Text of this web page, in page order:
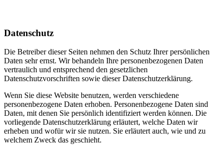
Datenschutz
Die Betreiber dieser Seiten nehmen den Schutz Ihrer persönlichen
Daten sehr ernst. Wir behandeln Ihre personenbezogenen Daten
vertraulich und entsprechend den gesetzlichen
Datenschutzvorschriften sowie dieser Datenschutzerklärung.
Wenn Sie diese Website benutzen, werden verschiedene
personenbezogene Daten erhoben. Personenbezogene Daten sind
Daten, mit denen Sie persönlich identifiziert werden können. Die
vorliegende Datenschutzerklärung erläutert, welche Daten wir
erheben und wofür wir sie nutzen. Sie erläutert auch, wie und zu
welchem Zweck das geschieht.